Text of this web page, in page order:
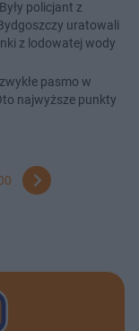
policjant z
uratowali
z lodowatej wody
pasmo w
najwyższe punkty